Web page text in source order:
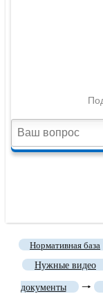
Нормативная база
Нужные видео
документы 🠒